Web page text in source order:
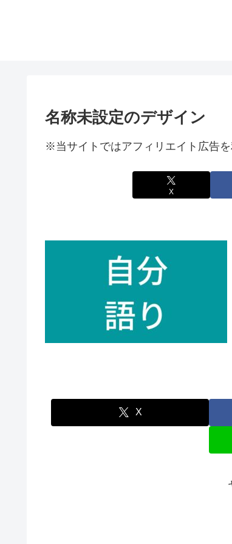
名称未設定のデザイン
※当サイトではアフィリエイト広告
X
X